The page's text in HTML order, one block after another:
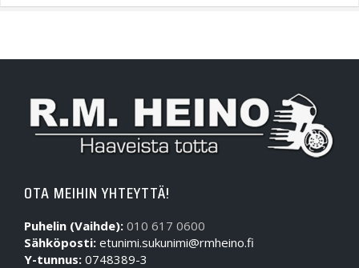
OTA MEIHIN YHTEYTTÄ!
Puhelin (Vaihde): 010 617 0600
Sähköposti: etunimi.sukunimi@rmheino.fi
Y-tunnus: 0748389-3